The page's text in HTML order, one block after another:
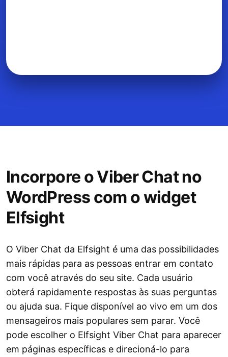
Incorpore o Viber Chat no
WordPress com o widget
Elfsight
O Viber Chat da Elfsight é uma das possibilidades
mais rápidas para as pessoas entrar em contato
com você através do seu site. Cada usuário
obterá rapidamente respostas às suas perguntas
ou ajuda sua. Fique disponível ao vivo em um dos
mensageiros mais populares sem parar. Você
pode escolher o Elfsight Viber Chat para aparecer
em páginas específicas e direcioná-lo para